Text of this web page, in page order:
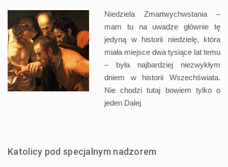
Niedziela Zmartwychwstania –
mam tu na uwadze głównie tę
jedyną w historii niedzielę, która
miała miejsce dwa tysiące lat temu
– była najbardziej niezwykłym
dniem w historii Wszechświata.
Nie chodzi tutaj bowiem tylko o
jeden Dalej
Katolicy pod specjalnym nadzorem